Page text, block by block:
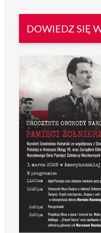
DOWIEDZ SIĘ